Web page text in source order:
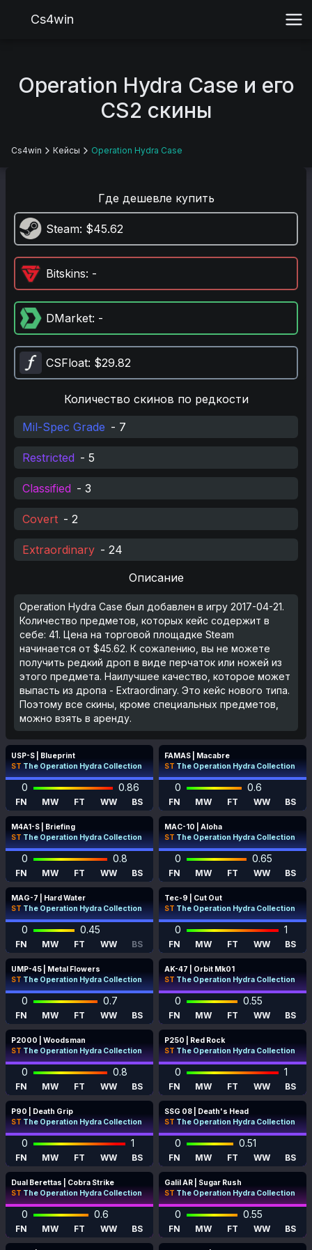
Cs4win
Operation Hydra Case и его
CS2 скины
Cs4win Кейсы Operation Hydra Case
Где дешевле купить
Steam: $45.62
Bitskins: -
DMarket: -
CSFloat: $29.82
Количество скинов по редкости
Mil-Spec Grade - 7
Restricted - 5
Classified - 3
Covert - 2
Extraordinary - 24
Описание
Operation Hydra Case был добавлен в игру 2017-04-21.
Количество предметов, которых кейс содержит в
себе: 41. Цена на торговой площадке Steam
начинается от $45.62. К сожалению, вы не можете
получить редкий дроп в виде перчаток или ножей из
этого предмета. Наилучшее качество, которое может
выпасть из дропа - Extraordinary. Это кейс нового типа.
Поэтому все скины, кроме специальных предметов,
можно взять в аренду.
USP-S | Blueprint
STThe Operation Hydra Collection
0 0.86
FN MW FT WW BS
FAMAS | Macabre
STThe Operation Hydra Collection
0 0.6
FN MW FT WW BS
M4A1-S | Briefing
STThe Operation Hydra Collection
0 0.8
FN MW FT WW BS
MAC-10 | Aloha
STThe Operation Hydra Collection
0 0.65
FN MW FT WW BS
MAG-7 | Hard Water
STThe Operation Hydra Collection
0 0.45
FN MW FT WW BS
Tec-9 | Cut Out
STThe Operation Hydra Collection
0 1
FN MW FT WW BS
UMP-45 | Metal Flowers
STThe Operation Hydra Collection
0 0.7
FN MW FT WW BS
AK-47 | Orbit Mk01
STThe Operation Hydra Collection
0 0.55
FN MW FT WW BS
P2000 | Woodsman
STThe Operation Hydra Collection
0 0.8
FN MW FT WW BS
P250 | Red Rock
STThe Operation Hydra Collection
0 1
FN MW FT WW BS
P90 | Death Grip
STThe Operation Hydra Collection
0 1
FN MW FT WW BS
SSG 08 | Death's Head
STThe Operation Hydra Collection
0 0.51
FN MW FT WW BS
Dual Berettas | Cobra Strike
ST The Operation Hydra Collection
0 0.6
FN MW FT WW BS
Galil AR | Sugar Rush
ST The Operation Hydra Collection
0 0.55
FN MW FT WW BS